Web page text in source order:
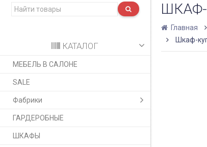
КАТАЛОГ
МЕБЕЛЬ В САЛОНЕ
SALE
Фабрики
ГАРДЕРОБНЫЕ
ШКАФЫ
Главная
Шкаф-